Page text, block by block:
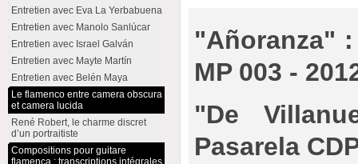
"Añoranza"
MP 003 -
"De
Pasarela
Entretien avec Eva La Yerbabuena
Entretien avec Manolo Sanlúcar
Entretien avec Israel Galván
Entretien avec Mayte Martín
Entretien avec Belén Maya
Le flamenco entre camera obscura
et camera lucida
René Robert, le charme discret
d’un portraitiste
Compositions pour guitare
flamenca : transcriptions intégrales